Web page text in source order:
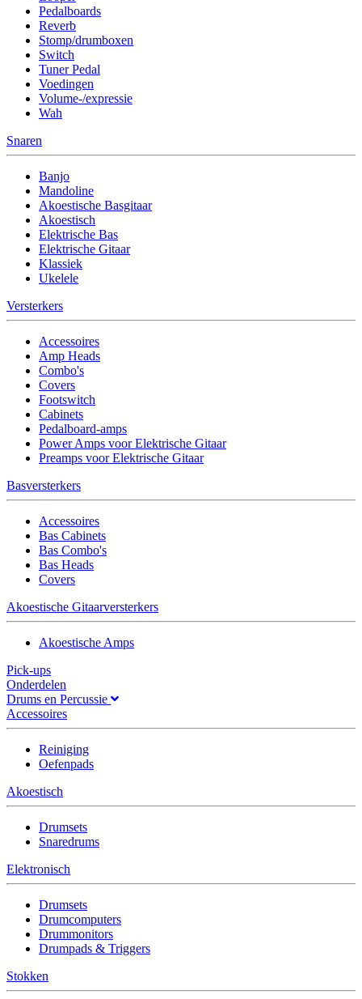
Pedalboards
Reverb
Stomp/drumboxen
Switch
Tuner Pedal
Voedingen
Volume-/expressie
Wah
Snaren
Banjo
Mandoline
Akoestische Basgitaar
Akoestisch
Elektrische Bas
Elektrische Gitaar
Klassiek
Ukelele
Versterkers
Accessoires
Amp Heads
Combo's
Covers
Footswitch
Cabinets
Pedalboard-amps
Power Amps voor Elektrische Gitaar
Preamps voor Elektrische Gitaar
Basversterkers
Accessoires
Bas Cabinets
Bas Combo's
Bas Heads
Covers
Akoestische Gitaarversterkers
Akoestische Amps
Pick-ups
Onderdelen
Drums en Percussie
Accessoires
Reiniging
Oefenpads
Akoestisch
Drumsets
Snaredrums
Elektronisch
Drumsets
Drumcomputers
Drummonitors
Drumpads & Triggers
Stokken